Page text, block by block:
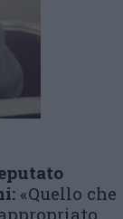
«Quello che